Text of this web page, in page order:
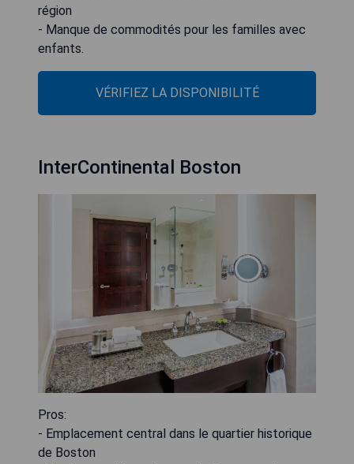
région
- Manque de commodités pour les familles avec
enfants.
VÉRIFIEZ LA DISPONIBILITÉ
InterContinental Boston
Pros:
- Emplacement central dans le quartier historique
de Boston